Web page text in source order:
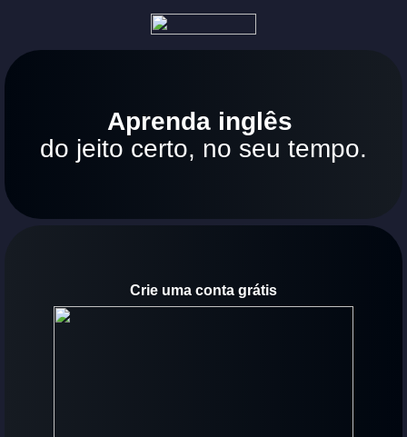
Aprenda inglês
do jeito certo, no seu tempo.
Crie uma conta grátis